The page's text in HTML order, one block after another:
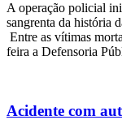
A operação policial
sangrenta da história
Entre as vítimas
feira a Defensoria
Acidente com